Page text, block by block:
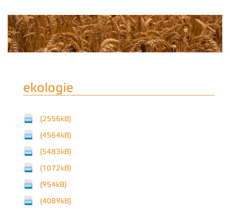
ekologie
(2556kB)
(4564kB)
(5483kB)
(1072kB)
(954kB)
(4089kB)